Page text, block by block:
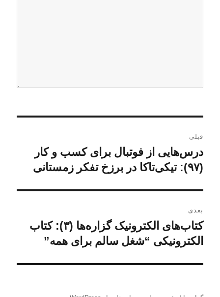
ا
ه
ب
ر
ی
ش
قبلی
ن
و
ت
ق
ب
ل
ی
درس‌هایی از فوتبال برای کسب و کار
(۹۷): تیکی‌تاکا در برزخ تفکر زمستانی
بعدی
ن
و
ت
ب
کتاب‌های الکترونیک گزاره‌ها (۳): کتاب
الکترونیکی “شغل سالم برای همه”